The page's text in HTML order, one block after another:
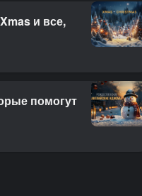
и все,
помогут